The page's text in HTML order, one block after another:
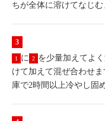
ちが全体に溶けてなじむ
1 に 2 を少量加えてよ
けて加えて混ぜ合わせ
庫で2時間以上冷やし固